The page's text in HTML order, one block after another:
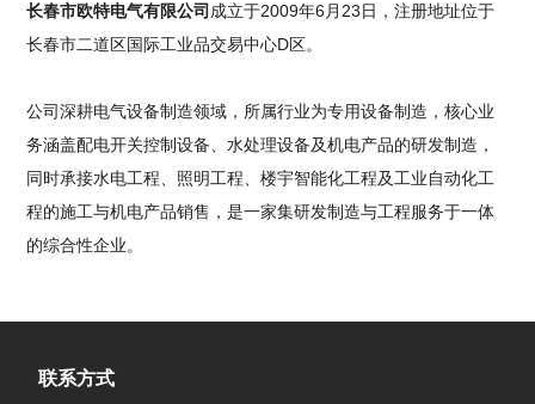
长春市欧特电气有限公司 成立于2009年6月23日，注册地址位于
长春市二道区国际工业品交易中心D区。
公司深耕电气设备制造领域，所属行业为专用设备制造，核心业
务涵盖配电开关控制设备、水处理设备及机电产品的研发制造，
同时承接水电工程、照明工程、楼宇智能化工程及工业自动化工
程的施工与机电产品销售，是一家集研发制造与工程服务于一体
的综合性企业。
联系方式